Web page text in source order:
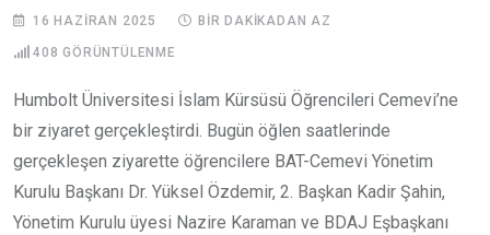
16 HAZIRAN 2025 BIR DAKIKADAN AZ
408 GÖRÜNTÜLENME
Humbolt Üniversitesi İslam Kürsüsü Öğrencileri Cemevi’ne
bir ziyaret gerçekleştirdi. Bugün öğlen saatlerinde
gerçekleşen ziyarette öğrencilere BAT-Cemevi Yönetim
Kurulu Başkanı Dr. Yüksel Özdemir, 2. Başkan Kadir Şahin,
Yönetim Kurulu üyesi Nazire Karaman ve BDAJ Eşbaşkanı